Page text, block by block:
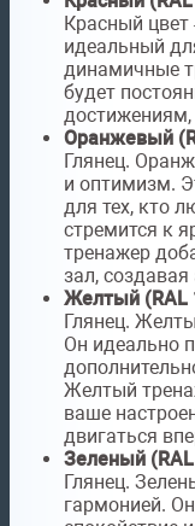
Красный цвет
идеальный
динамичные
будет
достижениям,
Оранжевый
Глянец.
и оптимизм.
для тех, кто
стремится к
тренажер
зал,
Желтый (RAL
Глянец.
Он идеально
Желтый
ваше
двигаться
Зеленый
Глянец.
гармонией.